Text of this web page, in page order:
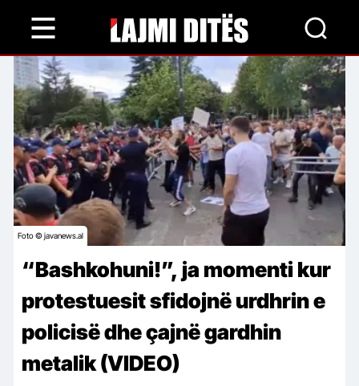
content
Foto © javanews.al
“Bashkohuni!”, ja momenti kur
protestuesit sfidojnë urdhrin e
policisë dhe çajnë gardhin
metalik (VIDEO)